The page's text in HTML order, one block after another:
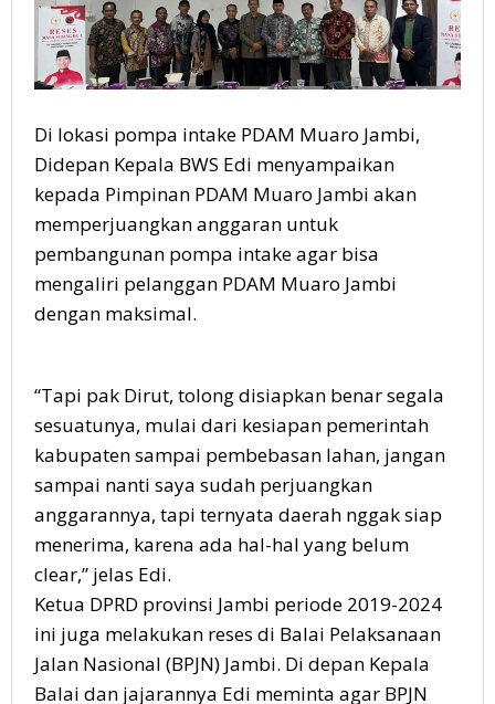
Di lokasi pompa intake PDAM Muaro Jambi,
Didepan Kepala BWS Edi menyampaikan
kepada Pimpinan PDAM Muaro Jambi akan
memperjuangkan anggaran untuk
pembangunan pompa intake agar bisa
mengaliri pelanggan PDAM Muaro Jambi
dengan maksimal.
“Tapi pak Dirut, tolong disiapkan benar segala
sesuatunya, mulai dari kesiapan pemerintah
kabupaten sampai pembebasan lahan, jangan
sampai nanti saya sudah perjuangkan
anggarannya, tapi ternyata daerah nggak siap
menerima, karena ada hal-hal yang belum
clear,” jelas Edi.
Ketua DPRD provinsi Jambi periode 2019-2024
ini juga melakukan reses di Balai Pelaksanaan
Jalan Nasional (BPJN) Jambi. Di depan Kepala
Balai dan jajarannya Edi meminta agar BPJN